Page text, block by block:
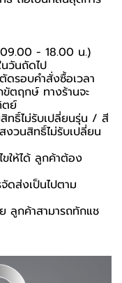
09.00 - 18.00 น.)
วันถัดไป
รอบคำสั่งซื้อเวลา
ตฤกษ์ ทางร้านจะ
ตย์
ทธิ์ไม่รับเปลี่ยนรุ่น / สี
วนสิทธิ์ไม่รับเปลี่ยน
ให้ได้ ลูกค้าต้อง
ดส่งเป็นไปตาม
ลูกค้าสามารถทักแช